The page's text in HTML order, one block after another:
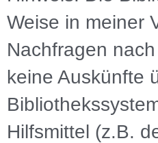
Weise in meiner
Nachfragen
keine Auskünfte
Hilfsmittel (z.B.